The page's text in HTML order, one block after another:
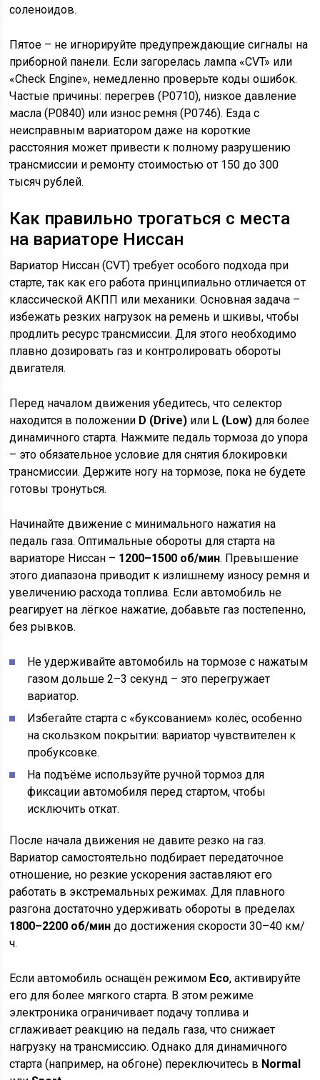
соленоидов.
Пятое – не игнорируйте предупреждающие сигналы на
приборной панели. Если загорелась лампа «CVT» или
«Check Engine», немедленно проверьте коды ошибок.
Частые причины: перегрев (P0710), низкое давление
масла (P0840) или износ ремня (P0746). Езда с
неисправным вариатором даже на короткие
расстояния может привести к полному разрушению
трансмиссии и ремонту стоимостью от 150 до 300
тысяч рублей.
Как правильно трогаться с места
на вариаторе Ниссан
Вариатор Ниссан (CVT) требует особого подхода при
старте, так как его работа принципиально отличается от
классической АКПП или механики. Основная задача –
избежать резких нагрузок на ремень и шкивы, чтобы
продлить ресурс трансмиссии. Для этого необходимо
плавно дозировать газ и контролировать обороты
двигателя.
Перед началом движения убедитесь, что селектор
находится в положении D (Drive) или L (Low) для более
динамичного старта. Нажмите педаль тормоза до упора
– это обязательное условие для снятия блокировки
трансмиссии. Держите ногу на тормозе, пока не будете
готовы тронуться.
Начинайте движение с минимального нажатия на
педаль газа. Оптимальные обороты для старта на
вариаторе Ниссан – 1200–1500 об/мин. Превышение
этого диапазона приводит к излишнему износу ремня и
увеличению расхода топлива. Если автомобиль не
реагирует на лёгкое нажатие, добавьте газ постепенно,
без рывков.
Не удерживайте автомобиль на тормозе с нажатым
газом дольше 2–3 секунд – это перегружает
вариатор.
Избегайте старта с «буксованием» колёс, особенно
на скользком покрытии: вариатор чувствителен к
пробуксовке.
На подъёме используйте ручной тормоз для
фиксации автомобиля перед стартом, чтобы
исключить откат.
После начала движения не давите резко на газ.
Вариатор самостоятельно подбирает передаточное
отношение, но резкие ускорения заставляют его
работать в экстремальных режимах. Для плавного
разгона достаточно удерживать обороты в пределах
1800–2200 об/мин до достижения скорости 30–40 км/
ч.
Если автомобиль оснащён режимом Eco, активируйте
его для более мягкого старта. В этом режиме
электроника ограничивает подачу топлива и
сглаживает реакцию на педаль газа, что снижает
нагрузку на трансмиссию. Однако для динамичного
старта (например, на обгоне) переключитесь в Normal